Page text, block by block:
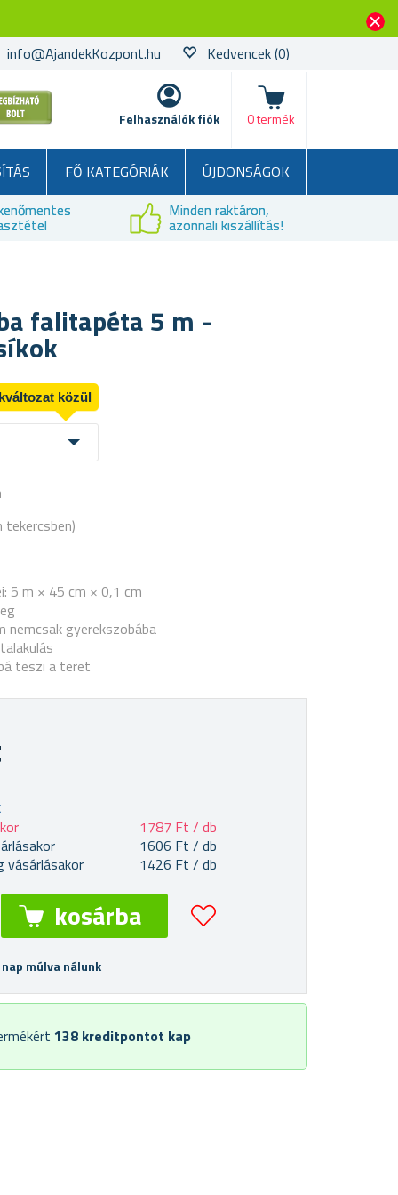
info@AjandekKozpont.hu Kedvencek(0)
Felhasználók fiók
kosár
0 termék
FŐ KATEGÓRIÁK
ÚJDONSÁGOK
Minden raktáron,
azonnali kiszállítás!
falitapéta 5 m -
közül
5 m × 45 cm × 0,1 cm
nemcsak gyerekszobába
teszi a teret
1787 Ft / db
1606 Ft / db
vásárlásakor
1426 Ft / db
nap múlva nálunk
138 kreditpontot kap